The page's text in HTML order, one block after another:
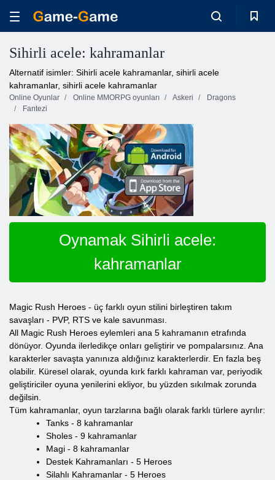
Sihirli acele: kahramanlar
Alternatif isimler: Sihirli acele kahramanlar, sihirli acele
kahramanlar, sihirli acele kahramanlar
Online Oyunlar Online MMORPG oyunları Askeri
Dragons
Fantezi
Oynamak Sihirli acele:
kahramanlar
Magic Rush Heroes - üç farklı oyun stilini birleştiren takım
savaşları - PVP, RTS ve kale savunması.
All Magic Rush Heroes eylemleri ana 5 kahramanın etrafında
dönüyor. Oyunda ilerledikçe onları geliştirir ve pompalarsınız. Ana
karakterler savaşta yanınıza aldığınız karakterlerdir. En fazla beş
olabilir. Küresel olarak, oyunda kırk farklı kahraman var, periyodik
geliştiriciler oyuna yenilerini ekliyor, bu yüzden sıkılmak zorunda
değilsin.
Tüm kahramanlar, oyun tarzlarına bağlı olarak farklı türlere ayrılır:
Tanks - 8 kahramanlar
Sholes - 9 kahramanlar
Magi - 8 kahramanlar
Destek Kahramanları - 5 Heroes
Silahlı Kahramanlar - 5 Heroes